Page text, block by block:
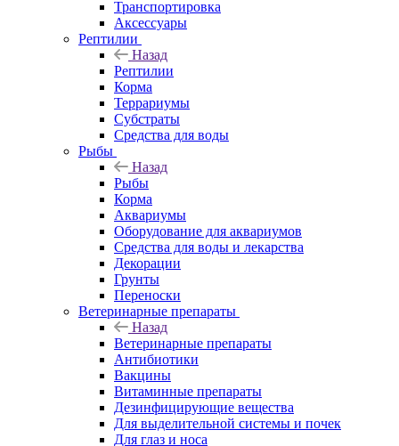
Транспортировка
Аксессуары
Рептилии
Назад
Рептилии
Корма
Террариумы
Субстраты
Средства для воды
Рыбы
Назад
Рыбы
Корма
Аквариумы
Оборудование для аквариумов
Средства для воды и лекарства
Декорации
Грунты
Переноски
Ветеринарные препараты
Назад
Ветеринарные препараты
Антибиотики
Вакцины
Витаминные препараты
Дезинфицирующие вещества
Для выделительной системы и почек
Для глаз и носа